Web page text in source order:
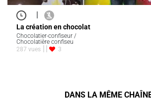
|
La création en chocolat
Chocolatier-confiseur /
Chocolatière confiseu
287 vues
3
DANS LA MÊME